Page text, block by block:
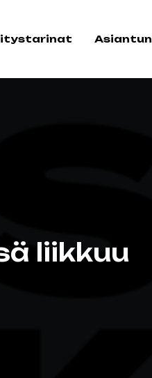
liikkuu